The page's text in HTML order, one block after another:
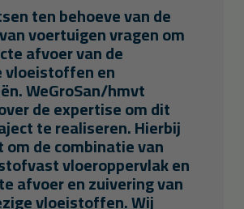
ten behoeve van de
voertuigen vragen om
afvoer van de
vloeistoffen en
WeGroSan/hmvt
de expertise om dit
te realiseren. Hierbij
de combinatie van
vloeroppervlak en
afvoer en zuivering van
vloeistoffen. Wij